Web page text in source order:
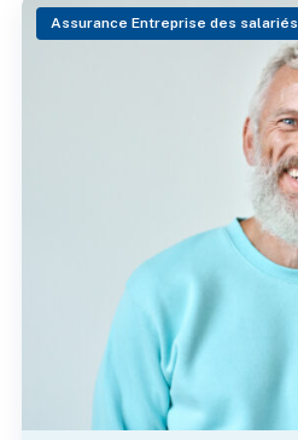
Assurance Entreprise des salariés